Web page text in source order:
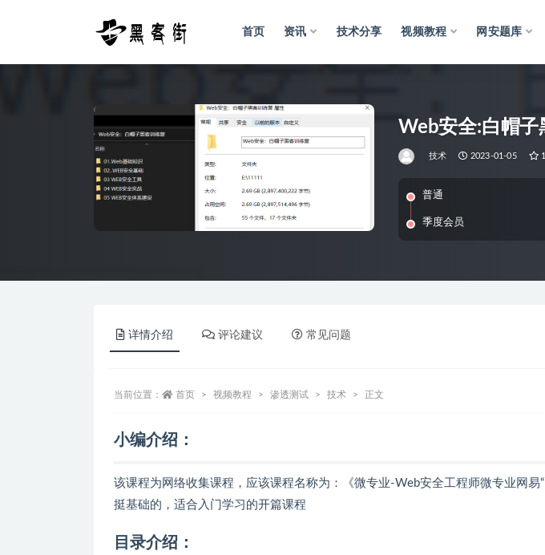
首页 资讯 技术分享 视频教程 网安题库
Web安全:白帽
技术 2023-01-05 1
普通
季度会员
详情介绍 评论建议 常见问题
当前位置： 首页 视频教程 渗透测试 技术 正文
小编介绍：
该课程为网络收集课程，应该课程名称为：《微专业-Web安全工程师微专业网易
挺基础的，适合入门学习的开篇课程
目录介绍：